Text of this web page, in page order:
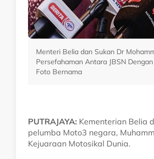
Menteri Belia dan Sukan Dr
Persefahaman Antara JBSN
Foto Bernama
PUTRAJAYA: Kementerian Belia
pelumba Moto3 negara,
Kejuaraan Motosikal Dunia.